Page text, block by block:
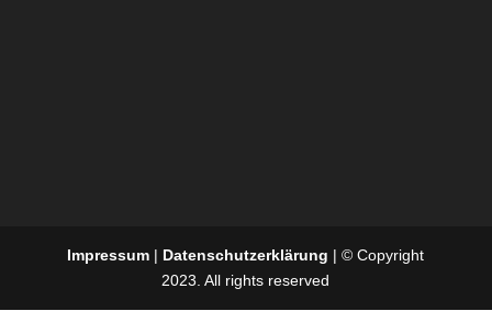
Impressum | Datenschutzerklärung | © Copyright
2023. All rights reserved